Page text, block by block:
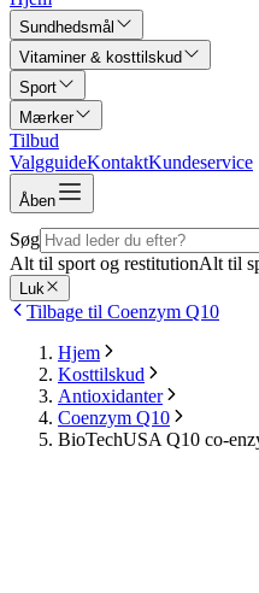
Sundhedsmål
Vitaminer & kosttilskud
Sport
Mærker
Tilbud
ValgguideKontaktKundeservice
Åben
Søg
Alt til sport og restitutionAlt til
Luk
Tilbage til Coenzym Q10
Hjem
Kosttilskud
Antioxidanter
Coenzym Q10
BioTechUSA Q10 co-